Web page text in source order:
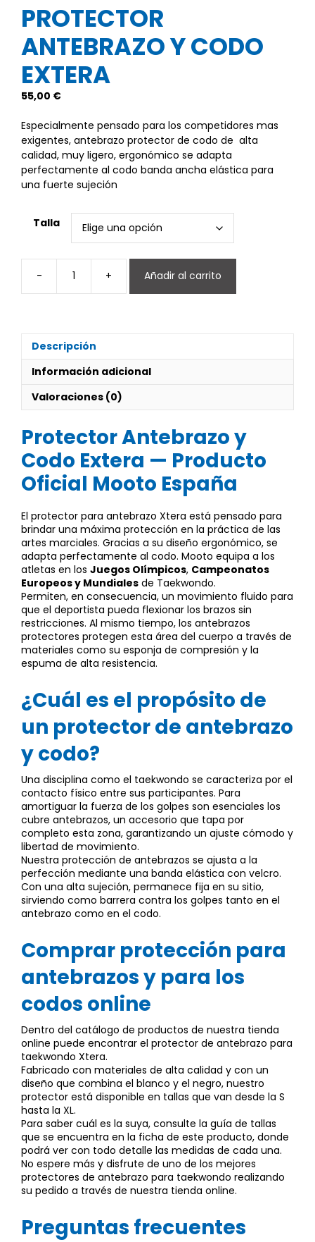
PROTECTOR
ANTEBRAZO Y CODO
EXTERA
55,00 €
Especialmente pensado para los competidores mas
exigentes, antebrazo protector de codo de alta
calidad, muy ligero, ergonómico se adapta
perfectamente al codo banda ancha elástica para
una fuerte sujeción
Talla
-
Protector
Antebrazo
cantidad
+ Añadir al carrito
Descripción
Información adicional
Valoraciones (0)
Protector Antebrazo y
Codo Extera — Producto
Oficial Mooto España
El protector para antebrazo Xtera está pensado para
brindar una máxima protección en la práctica de las
artes marciales. Gracias a su diseño ergonómico, se
adapta perfectamente al codo. Mooto equipa a los
atletas en los Juegos Olímpicos, Campeonatos
Europeos y Mundiales de Taekwondo.
Permiten, en consecuencia, un movimiento fluido para
que el deportista pueda flexionar los brazos sin
restricciones. Al mismo tiempo, los antebrazos
protectores protegen esta área del cuerpo a través de
materiales como su esponja de compresión y la
espuma de alta resistencia.
¿Cuál es el propósito de
un protector de antebrazo
y codo?
Una disciplina como el taekwondo se caracteriza por el
contacto físico entre sus participantes. Para
amortiguar la fuerza de los golpes son esenciales los
cubre antebrazos, un accesorio que tapa por
completo esta zona, garantizando un ajuste cómodo y
libertad de movimiento.
Nuestra protección de antebrazos se ajusta a la
perfección mediante una banda elástica con velcro.
Con una alta sujeción, permanece fija en su sitio,
sirviendo como barrera contra los golpes tanto en el
antebrazo como en el codo.
Comprar protección para
antebrazos y para los
codos online
Dentro del catálogo de productos de nuestra tienda
online puede encontrar el protector de antebrazo para
taekwondo Xtera.
Fabricado con materiales de alta calidad y con un
diseño que combina el blanco y el negro, nuestro
protector está disponible en tallas que van desde la S
hasta la XL.
Para saber cuál es la suya, consulte la guía de tallas
que se encuentra en la ficha de este producto, donde
podrá ver con todo detalle las medidas de cada una.
No espere más y disfrute de uno de los mejores
protectores de antebrazo para taekwondo realizando
su pedido a través de nuestra tienda online.
Preguntas frecuentes